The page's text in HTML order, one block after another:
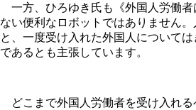
一方、ひろゆき氏も《外国人労働者
ない便利なロボットではありません。
と、一度受け入れた外国人について
であるとも主張しています。
どこまで外国人労働者を受け入れる